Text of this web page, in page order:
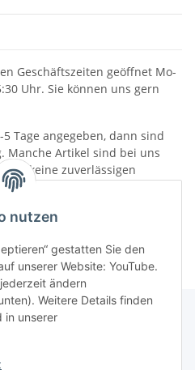
nutzen
gestatten Sie den
unserer Website: YouTube.
ändern
Weitere Details finden
in unserer
Geschäftszeiten geöffnet Mo-
Uhr. Sie können uns gern
Tage angegeben, dann sind
Manche Artikel sind bei uns
wir keine zuverlässigen